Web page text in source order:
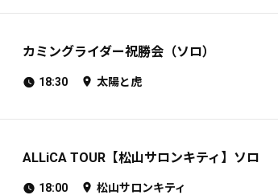
カミングライダー祝勝会（ソロ）
18:30 太陽と虎
ALLiCA TOUR【松山サロンキティ】ソロ
18:00 松山サロンキティ